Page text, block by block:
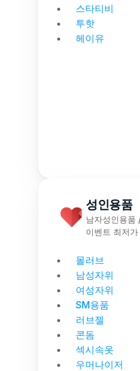
스타티비
투핫
헤이유
성인용품
남자성인용품
이벤트 최저
몰러브
남성자위
여성자위
SM용품
러브젤
콘돔
섹시속옷
우머나이저